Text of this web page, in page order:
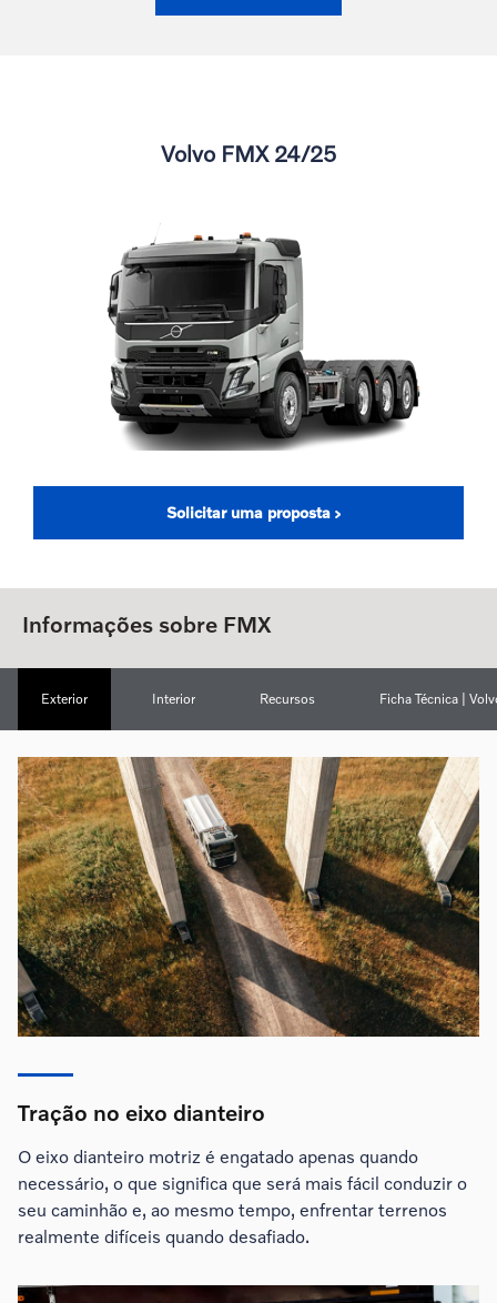
Volvo FMX 24/25
Solicitar uma proposta
Informações sobre FMX
Exterior Interior Recursos Ficha Técnica |
Tração no eixo dianteiro
O eixo dianteiro motriz é engatado apenas quando
necessário, o que significa que será mais fácil conduzir o
seu caminhão e, ao mesmo tempo, enfrentar terrenos
realmente difíceis quando desafiado.